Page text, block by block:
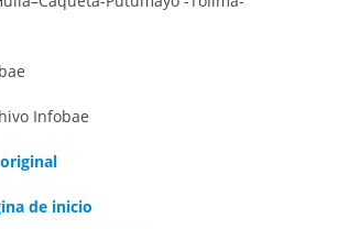
Infobae
original
de inicio